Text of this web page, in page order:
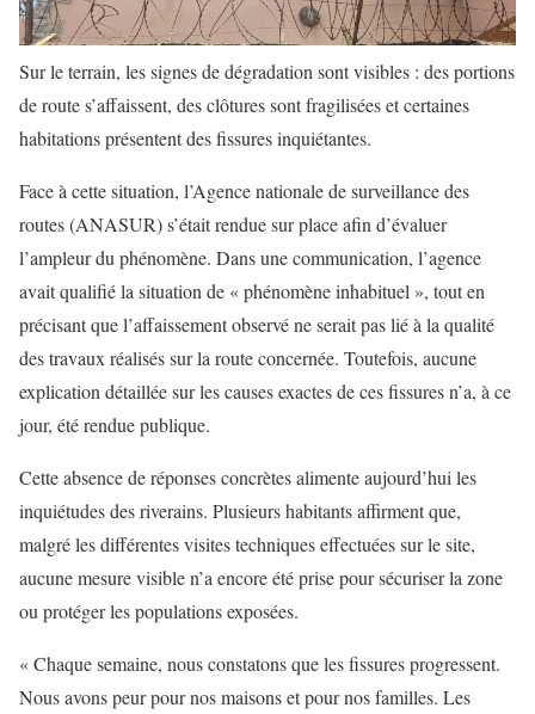
Sur le terrain, les signes de dégradation sont visibles : des portions
de route s’affaissent, des clôtures sont fragilisées et certaines
habitations présentent des fissures inquiétantes.
Face à cette situation, l’Agence nationale de surveillance des
routes (ANASUR) s’était rendue sur place afin d’évaluer
l’ampleur du phénomène. Dans une communication, l’agence
avait qualifié la situation de « phénomène inhabituel », tout en
précisant que l’affaissement observé ne serait pas lié à la qualité
des travaux réalisés sur la route concernée. Toutefois, aucune
explication détaillée sur les causes exactes de ces fissures n’a, à ce
jour, été rendue publique.
Cette absence de réponses concrètes alimente aujourd’hui les
inquiétudes des riverains. Plusieurs habitants affirment que,
malgré les différentes visites techniques effectuées sur le site,
aucune mesure visible n’a encore été prise pour sécuriser la zone
ou protéger les populations exposées.
« Chaque semaine, nous constatons que les fissures progressent.
Nous avons peur pour nos maisons et pour nos familles. Les